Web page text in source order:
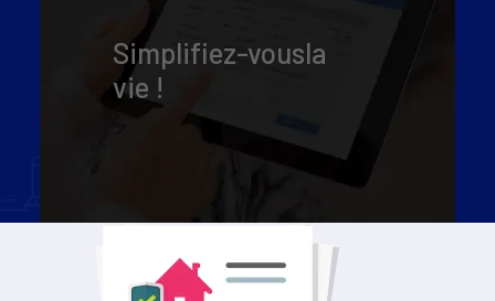
Simplifiez-vousla
vie !